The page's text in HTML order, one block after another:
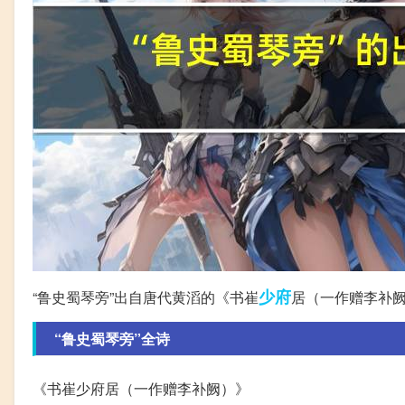
“鲁史蜀琴旁”出自唐代黄滔的《书崔少府居（一作赠李补
“鲁史蜀琴旁”全诗
《书崔少府居（一作赠李补阙）》